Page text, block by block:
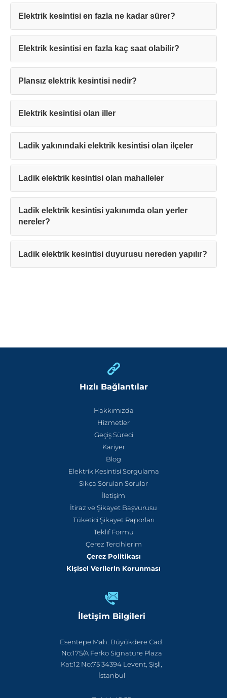
Elektrik kesintisi en fazla ne kadar sürer?
Elektrik kesintisi en fazla kaç saat olabilir?
Plansız elektrik kesintisi nedir?
Elektrik kesintisi olan iller
Ladik yakınındaki elektrik kesintisi olan ilçeler
Ladik elektrik kesintisi olan mahalleler
Ladik elektrik kesintisi yakınımda olan yerler
nereler?
Ladik elektrik kesintisi duyurusu nereden yapılır?
Hızlı Bağlantılar
Hakkımızda
Hizmetler
Geçiş Süreci
Kariyer
Blog
Elektrik Kesintisi Sorgulama
Sıkça Sorulan Sorular
İletişim
İtiraz ve Şikayet Başvurusu
Tüketici Şikayet Raporları
Teklif Formu
Çerez Tercihlerim
Çerez Politikası
Kişisel Verilerin Korunması
İletişim Bilgileri
Esentepe Mah. Büyükdere Cad.
No:175/A Ferko Signature Plaza
Kat:12 No:75 34394 Levent, Şişli,
İstanbul
Teşekkürler!
Mesajınız başarıyla ulaştırıldı. En kısa
sürede sizinle iletişime geçilecektir.
Kapat